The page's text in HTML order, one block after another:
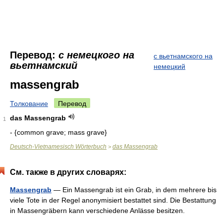
Перевод: с немецкого на
вьетнамский
с вьетнамского на
немецкий
massengrab
Толкование Перевод
1
das Massengrab
- {common grave; mass grave}
Deutsch-Vietnamesisch Wörterbuch > das Massengrab
См. также в других словарях:
Massengrab — Ein Massengrab ist ein Grab, in dem mehrere bis
viele Tote in der Regel anonymisiert bestattet sind. Die Bestattung
in Massengräbern kann verschiedene Anlässe besitzen.